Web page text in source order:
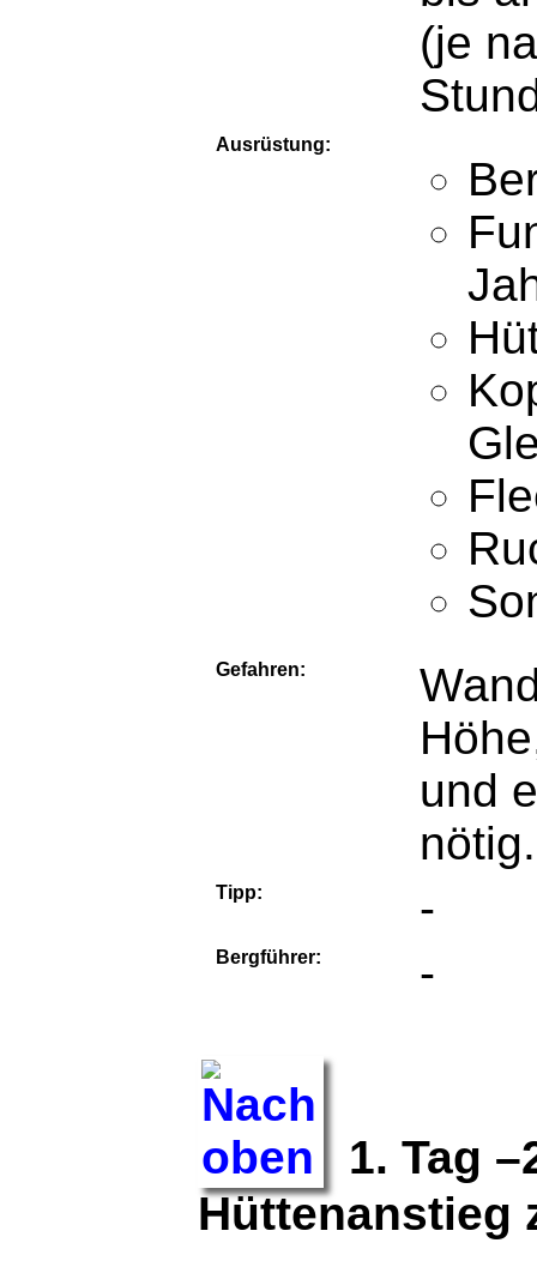
(je
Ausrüstung:
Gefahren:
und
nötig.
Tipp: -
Bergführer: -
1. Tag
Hüttenanstieg